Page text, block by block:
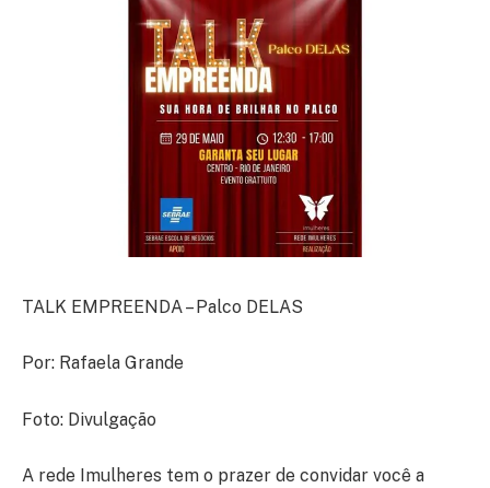
TALK EMPREENDA – Palco DELAS
Por: Rafaela Grande
Foto: Divulgação
A rede Imulheres tem o prazer de convidar você a